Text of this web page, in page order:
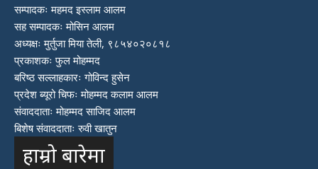
सम्पादकः महमद इस्लाम आलम
सह सम्पादकः मोसिन आलम
अध्यक्षः मुर्तुजा मिया तेली, ९८५४०२०८१८
प्रकाशकः फुल मोहम्मद
बरिष्ठ सल्लाहकारः गोविन्द हुसेन
प्रदेश ब्यूरो चिफः मोहम्मद कलाम आलम
संवाददाताः मोहम्मद साजिद आलम
बिशेष संवाददाताः रुवी खातुन
हाम्रो बारेमा